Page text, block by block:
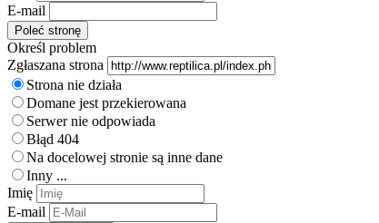
E-mail
Określ problem
Zgłaszana strona
Strona nie działa
Domane jest przekierowana
Serwer nie odpowiada
Błąd 404
Na docelowej stronie są inne dane
Inny ...
Imię
E-mail